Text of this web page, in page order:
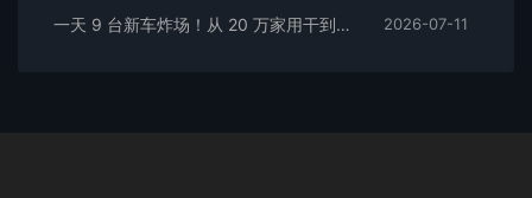
一天 9 台新车炸场！从 20 万家用干到千万超跑，全价位全覆盖 2026-07-11